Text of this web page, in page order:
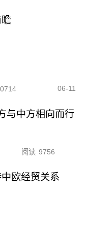
06-11
与中方相向而行
阅读 9756
欧经贸关系